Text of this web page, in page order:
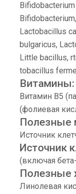
Lactobacillus
bulgaricus,
Little bacillus,
tobacillus
Витамины:
Витамин B5
(фолиевая
Полезные
Источник
Источник
(включая
Полезные
Линолевая